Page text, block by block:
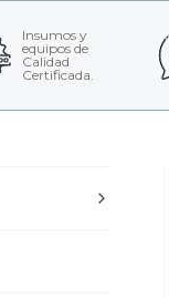
Insumos y
equipos de
Calidad
Certificada.